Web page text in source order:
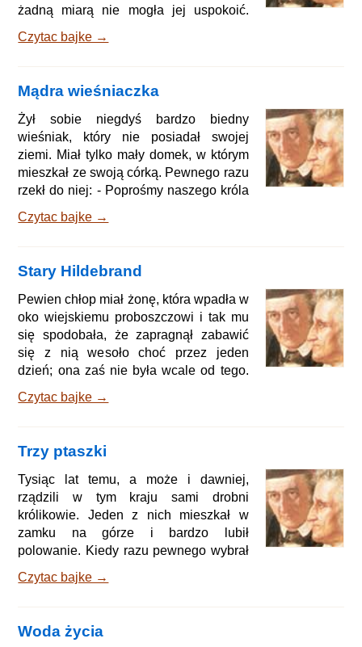
żadną miarą nie mogła jej uspokoić.
stado kruków, lecące nad zamkiem,
miałabym przynajmniej trochę spokoju!
Ledwie wypowiedziała te słowa,
dziecko zamieniło się w kruka, wyrwało
się z jej ramion i uleciało przez okno.
Przefrunęło szmat drogi i
Czytac bajke →
Mądra wieśniaczka
Żył sobie niegdyś bardzo biedny
wieśniak, który nie posiadał swojej
ziemi. Miał tylko mały domek, w którym
mieszkał ze swoją córką. Pewnego razu
rzekł do niej: - Poprośmy naszego króla
ziemi. Gdy król ujrzał ich biedę,
by zasiać na niej kukurydzę i odrobinę
innego ziarna. Kiedy przeorali już całe
pole, znaleźli w ziemi moździerz
wykonany ze szczerego złota. - Córko, –
rzekł ojciec - król
Czytac bajke →
Stary Hildebrand
Pewien chłop miał żonę, która wpadła w
oko wiejskiemu proboszczowi i tak mu
się spodobała, że zapragnął zabawić
się z nią wesoło choć przez jeden
dzień; ona zaś nie była wcale od tego.
Wiecie co, miła gospodyni, przyszło mi
któregoś dnia. Słuchajcie, co macie
zrobić: w środę położycie się do łóżka i
powiecie waszemu staremu, żeście
chora, lamentować i zawodzić
będziecie aż do niedzieli. W tę to niedz
Czytac bajke →
Trzy ptaszki
Tysiąc lat temu, a może i dawniej,
rządzili w tym kraju sami drobni
królikowie. Jeden z nich mieszkał w
zamku na górze i bardzo lubił
polowanie. Kiedy razu pewnego wybrał
stóp góry trzy dzieweczki pasły stadko
swych towarzyszek, wskazując króla: -
Czytac bajke →
Woda życia